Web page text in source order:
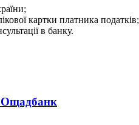
картки платника податків;
в банку.